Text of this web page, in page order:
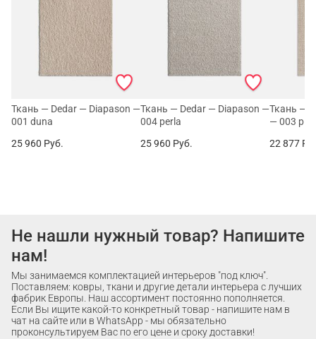
Ткань — Dedar — Diapason —
001 duna
25 960 Руб.
Ткань — Dedar — Diapason —
004 perla
25 960 Руб.
Ткань —
— 003
22 877
Не нашли нужный товар? Напишите
нам!
Мы занимаемся комплектацией интерьеров "под ключ".
Поставляем: ковры, ткани и другие детали интерьера с лучших
фабрик Европы. Наш ассортимент постоянно пополняется.
Если Вы ищите какой-то конкретный товар - напишите нам в
чат на сайте или в WhatsApp - мы обязательно
проконсультируем Вас по его цене и сроку доставки!